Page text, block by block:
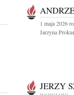
1 maja 2026
Jarzyna
JERZY